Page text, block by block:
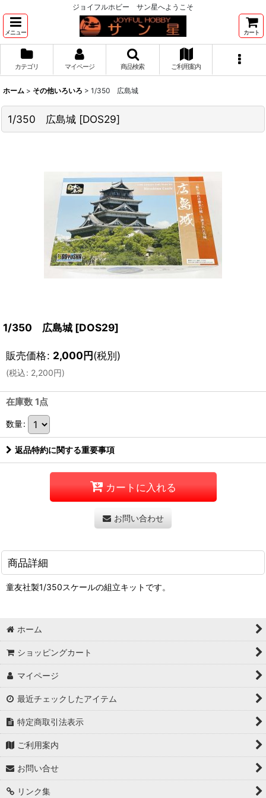
ジョイフルホビー サン星へようこそ
メニュー カート
カテゴリ マイページ 商品検索 ご利用案内
ホーム > その他いろいろ > 1/350 広島城
1/350 広島城 [DOS29]
1/350 広島城 [DOS29]
販売価格: 2,000円(税別)
(税込: 2,200円)
在庫数 1点
数量:
返品特約に関する重要事項
カートに入れる
お問い合わせ
商品詳細
童友社製1/350スケールの組立キットです。
ホーム
ショッピングカート
マイページ
最近チェックしたアイテム
特定商取引法表示
ご利用案内
お問い合せ
リンク集